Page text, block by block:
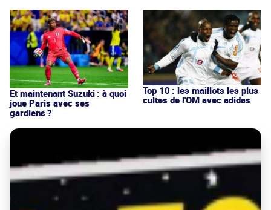
Et maintenant Suzuki : à quoi
joue Paris avec ses
gardiens ?
Top 10 : les maillots les plus
cultes de l'OM avec adidas